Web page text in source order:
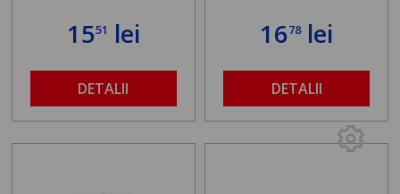
1551 lei
DETALII
1678lei
DETALII